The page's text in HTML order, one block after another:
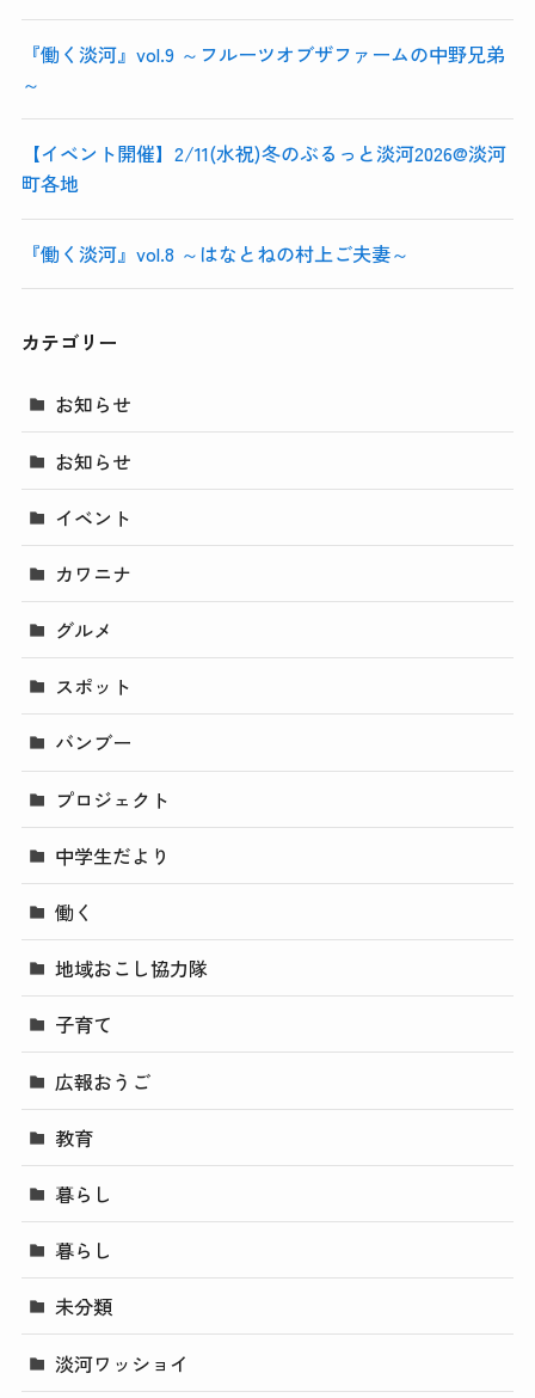
『働く淡河』vol.9 ～フルーツオブザファームの中野兄弟
～
【イベント開催】2/11(水祝)冬のぶるっと淡河2026@淡河
町各地
『働く淡河』vol.8 ～はなとねの村上ご夫妻～
カテゴリー
お知らせ
お知らせ
イベント
カワニナ
グルメ
スポット
バンブー
プロジェクト
中学生だより
働く
地域おこし協力隊
子育て
広報おうご
教育
暮らし
暮らし
未分類
淡河ワッショイ